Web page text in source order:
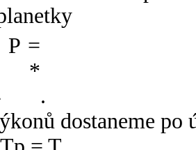
.
dostaneme po